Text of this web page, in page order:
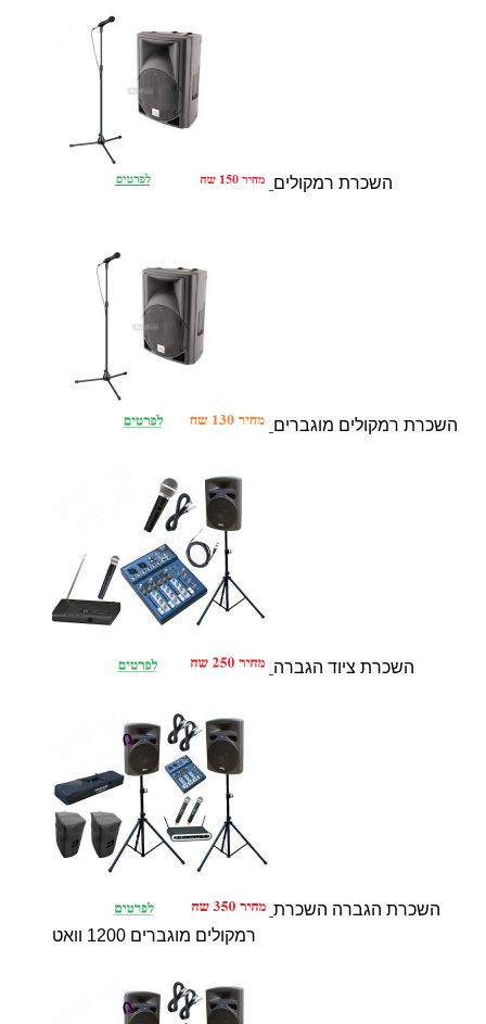
השכרת רמקולים
השכרת רמקולים מוגברים
השכרת ציוד הגברה
השכרת הגברה השכרת
רמקולים מוגברים 1200 וואט